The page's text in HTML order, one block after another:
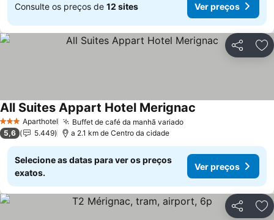
Consulte os preços de 12 sites Ver preços
Partilhar
3 EstrelasAparthotel Buffet de café da manhã variado
All Suites Appart Hotel Merignac
5,6 5.449 a 2.1 km de Centro da cidade
Selecione as datas para ver os preços
exatos.
Ver preços
Partilhar